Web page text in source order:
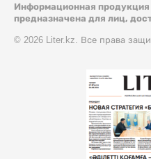
Информационная продукция
предназначена для лиц,
© 2026 Liter.kz. Все права